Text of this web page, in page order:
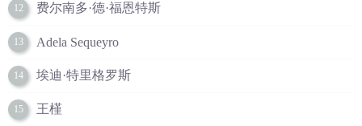
12 费尔南多·德·福恩特斯
13 Adela Sequeyro
14 埃迪·特里格罗斯
15 王槿